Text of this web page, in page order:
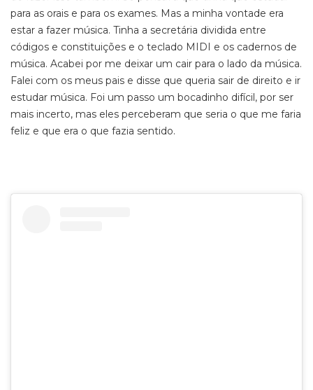
para as orais e para os exames. Mas a minha vontade era
estar a fazer música. Tinha a secretária dividida entre
códigos e constituições e o teclado MIDI e os cadernos de
música. Acabei por me deixar um cair para o lado da música.
Falei com os meus pais e disse que queria sair de direito e ir
estudar música. Foi um passo um bocadinho difícil, por ser
mais incerto, mas eles perceberam que seria o que me faria
feliz e que era o que fazia sentido.